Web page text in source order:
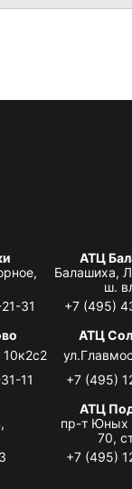
31
АТЦ
Балашиха,
ш.
+7 (495)
11
АТЦ
+7 (495)
АТЦ
пр-т Юных
70,
+7 (495)